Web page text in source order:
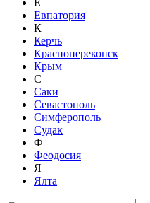
Евпатория
К
Керчь
Красноперекопск
Крым
С
Саки
Севастополь
Симферополь
Судак
Ф
Феодосия
Я
Ялта